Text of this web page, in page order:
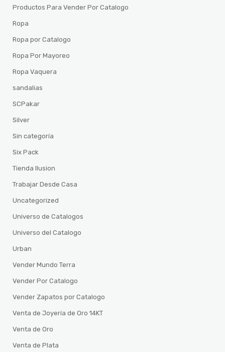
Productos Para Vender Por Catalogo
Ropa
Ropa por Catalogo
Ropa Por Mayoreo
Ropa Vaquera
sandalias
SCPakar
Silver
Sin categoría
Six Pack
Tienda Ilusion
Trabajar Desde Casa
Uncategorized
Universo de Catalogos
Universo del Catalogo
Urban
Vender Mundo Terra
Vender Por Catalogo
Vender Zapatos por Catalogo
Venta de Joyería de Oro 14KT
Venta de Oro
Venta de Plata